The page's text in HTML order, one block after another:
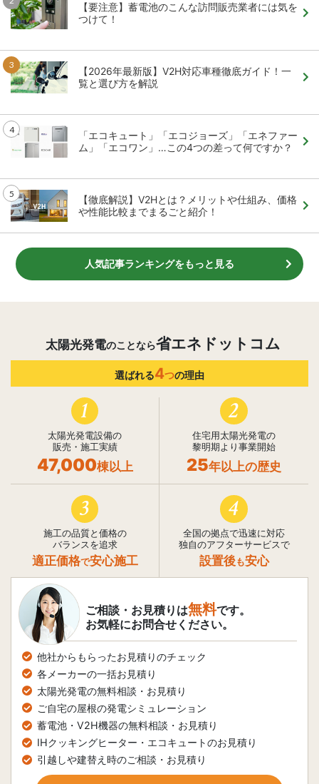
【要注意】蓄電池のこんな訪問販売業者には気を
つけて！
【2026年最新版】V2H対応車種徹底ガイド！一
覧と選び方を解説
「エコキュート」「エコジョーズ」「エネファー
ム」「エコワン」…この4つの差って何ですか？
【徹底解説】V2Hとは？メリットや仕組み、価格
や性能比較までまるごと紹介！
人気記事ランキングをもっと見る
太陽光発電のことなら省エネドットコム
選ばれる4つの理由
1
太陽光発電設備の
販売・施工実績
47,000棟以上
2
住宅用太陽光発電の
黎明期より事業開始
25年以上の歴史
3
施工の品質と価格の
バランスを追求
適正価格で安心施工
4
全国の拠点で迅速に対応
独自のアフターサービスで
設置後も安心
ご相談・お見積りは無料です。
お気軽にお問合せください。
他社からもらったお見積りのチェック
各メーカーの一括お見積り
太陽光発電の無料相談・お見積り
ご自宅の屋根の発電シミュレーション
蓄電池・V2H機器の無料相談・お見積り
IHクッキングヒーター・エコキュートのお見積り
引越しや建替え時のご相談・お見積り